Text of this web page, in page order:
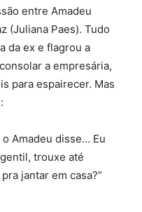
entre Amadeu
(Juliana Paes). Tudo
da ex e flagrou a
a empresária,
para espairecer. Mas
Amadeu disse… Eu
trouxe até
jantar em casa?”